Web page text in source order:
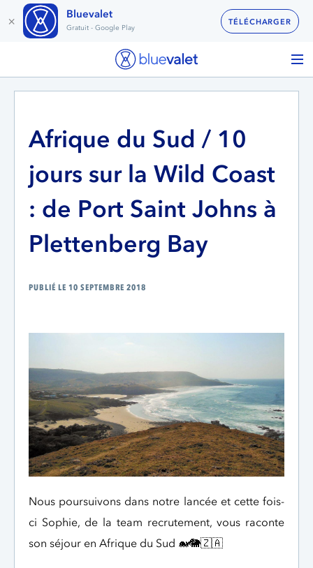
Afrique du Sud / 10
jours sur la Wild Coast
: de Port Saint Johns à
Plettenberg Bay
PUBLIÉ LE 10 SEPTEMBRE 2018
Nous poursuivons dans notre lancée et cette fois-
ci Sophie, de la team recrutement, vous raconte
son séjour en Afrique du Sud 🐋🐘🇿🇦
× Bluevalet
Gratuit - Google Play
TÉLÉCHARGER